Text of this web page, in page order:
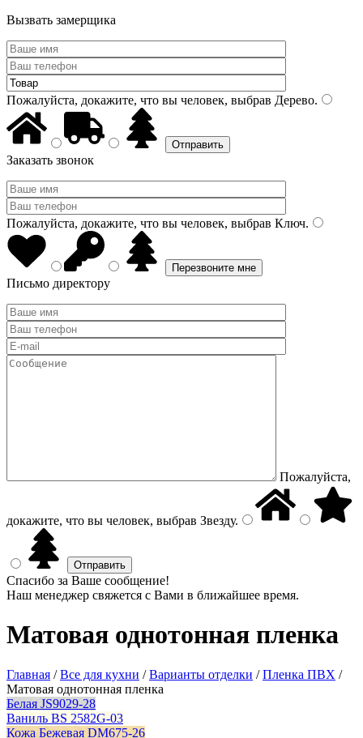
Вызвать замерщика
Пожалуйста, докажите, что вы человек, выбрав Дерево.
Заказать звонок
Пожалуйста, докажите, что вы человек, выбрав Ключ.
Письмо директору
Пожалуйста,
докажите, что вы человек, выбрав Звезду.
Спасибо за Ваше сообщение!
Наш менеджер свяжется с Вами в ближайшее время.
Матовая однотонная пленка
Главная /Все для кухни /Варианты отделки /Пленка ПВХ /
Матовая однотонная пленка
Белая JS9029-28
Ваниль BS 2582G-03
Кожа Бежевая DM675-26